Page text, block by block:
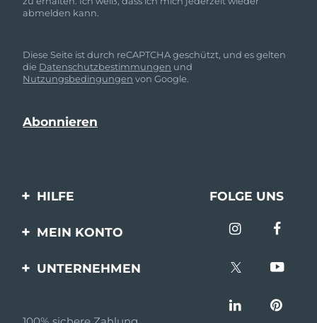
abmelden kann.
Diese Seite ist durch reCAPTCHA geschützt, und es gelten
die Datenschutzbestimmungen und
Nutzungsbedingungen von Google.
HILFE
Kontaktiere uns
FOLGE UNS
MEIN KONTO
UNTERNEHMEN